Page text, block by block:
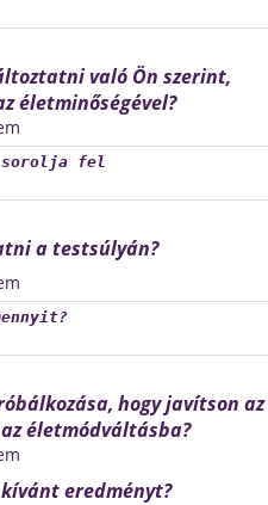
való Ön szerint,
életminőségével?
a testsúlyán?
hogy javítson
életmódváltásba?
eredményt?